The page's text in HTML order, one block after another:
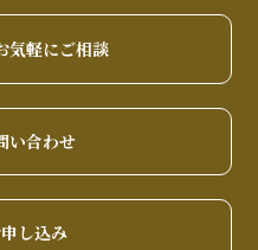
軽にご相談
い合わせ
し込み